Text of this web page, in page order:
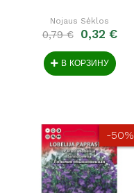
Nojaus Sėklos
0,79 € 0,32 €
В КОРЗИНУ
-50%